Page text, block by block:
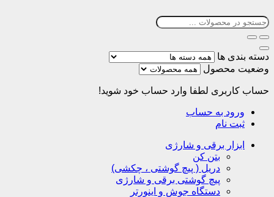
دسته بندی ها
وضعیت محصول
حساب کاربری لطفا وارد حساب خود شوید!
ورود به حساب
ثبت نام
ابزار برقی و شارژی
بتن کن
دریل ( پیچ گوشتی ، چکشی)
پیچ گوشتی برقی و شارژی
دستگاه جوش و اینورتر